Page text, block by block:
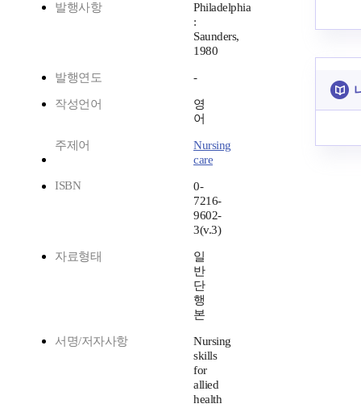
발행사항
Philadelphia
:
Saunders,
1980
발행연도 -
작성언어
영
어
주제어
Nursing
care
ISBN
0-
7216-
9602-
3(v.3)
자료형태
일
반
단
행
본
서명/저자사항
Nursing
skills
for
allied
health